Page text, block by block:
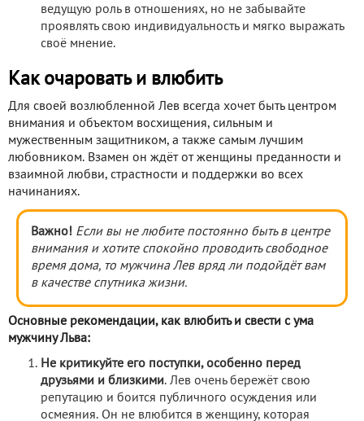
ведущую роль в отношениях, но не забывайте
проявлять свою индивидуальность и мягко выражать
своё мнение.
Как очаровать и влюбить
Для своей возлюбленной Лев всегда хочет быть центром
внимания и объектом восхищения, сильным и
мужественным защитником, а также самым лучшим
любовником. Взамен он ждёт от женщины преданности и
взаимной любви, страстности и поддержки во всех
начинаниях.
Важно! Если вы не любите постоянно быть в центре
внимания и хотите спокойно проводить свободное
время дома, то мужчина Лев вряд ли подойдёт вам
в качестве спутника жизни.
Основные рекомендации, как влюбить и свести с ума
мужчину Льва:
Не критикуйте его поступки, особенно перед
друзьями и близкими. Лев очень бережёт свою
репутацию и боится публичного осуждения или
осмеяния. Он не влюбится в женщину, которая